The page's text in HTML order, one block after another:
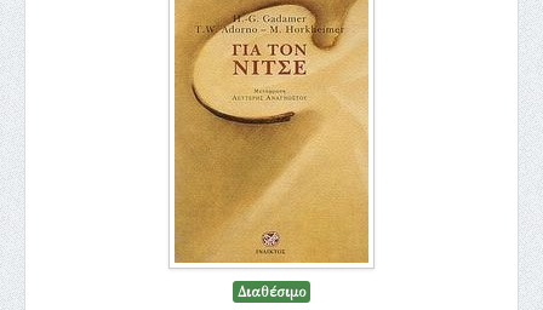
Διαθέσιμο